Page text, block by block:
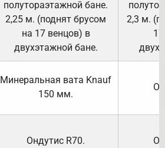
полутораэтажной бане.
2,25 м. (поднят брусом
на 17 венцов) в
двухэтажной бане.
2,3 м.
Минеральная вата Knauf
150 мм.
Ондутис R70.